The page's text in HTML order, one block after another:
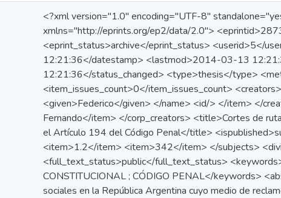
<?xml version="1.0" encoding="UTF-8"
xmlns="http://eprints.org/ep2/data/2.0">
<eprint_status>archive</eprint_status> <userid>5</
12:21:36</datestamp> <lastmod>2014-03-13
12:21:36</status_changed> <type>thesis</type>
<item_issues_count>0</item_issues_count>
<given>Federico</given> </name> <id/> </item> </
Fernando</item> </corp_creators> <title>Cortes de
el Artículo 194 del Código Penal</title>
<item>1.2</item> <item>342</item> </subjects>
<full_text_status>public</full_text_status>
CONSTITUCIONAL ; CÓDIGO PENAL</keywords>
sociales en la República Argentina cuyo medio de